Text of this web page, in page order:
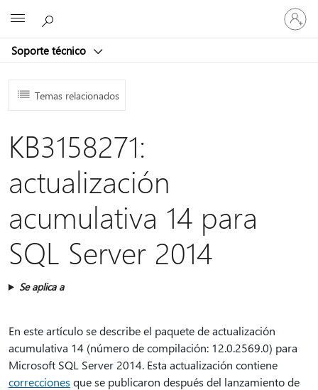
Soporte técnico
Iniciar
sesión
en
cuenta
Temas relacionados
KB3158271:
actualización
acumulativa 14 para
SQL Server 2014
Se aplica a
En este artículo se describe el paquete de actualización
acumulativa 14 (número de compilación: 12.0.2569.0) para
Microsoft SQL Server 2014. Esta actualización contiene
correcciones que se publicaron después del lanzamiento de